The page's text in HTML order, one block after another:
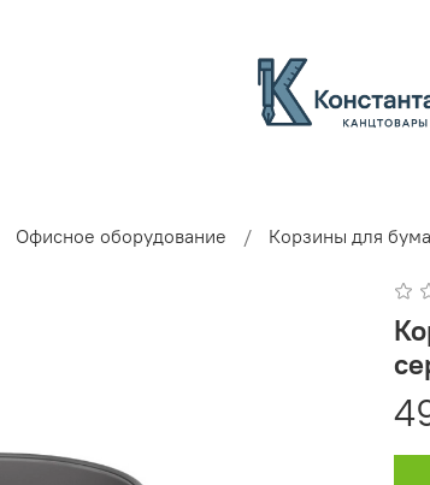
Офисное оборудование Корзины для